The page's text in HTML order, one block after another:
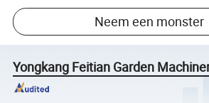
Neem een monster
Yongkang Feitian Garden